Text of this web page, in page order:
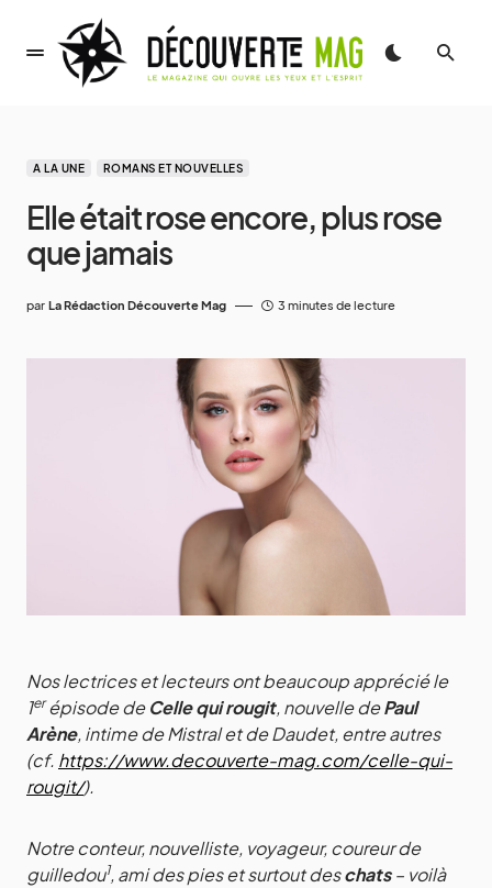
A LA UNE ROMANS ET NOUVELLES
Elle était rose encore, plus rose
que jamais
par La Rédaction Découverte Mag 3 minutes de lecture
Nos lectrices et lecteurs ont beaucoup apprécié le
1erépisode deCelle qui rougit, nouvelle dePaul
Arène, intime de Mistral et de Daudet, entre autres
(cf. https://www.decouverte-mag.com/celle-qui-
rougit/).
Notre conteur, nouvelliste, voyageur, coureur de
guilledou1, ami des pies et surtout deschats– voilà